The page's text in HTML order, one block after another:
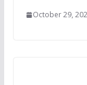
October 29,